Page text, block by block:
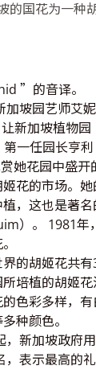
的国花为一种
”的音译。
加坡园艺师艾
新加坡植物
一任园长亨
她花园中盛
花的市场。
，这也是著
）。 1981年
的胡姬花共
培植的胡姬
色彩多样，
种颜色。
，新加坡政府
表示最高的礼